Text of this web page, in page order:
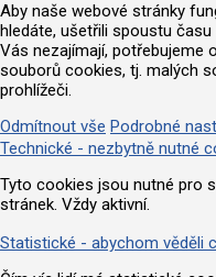
Aby naše webové stránky
hledáte, ušetřili spoustu
Vás nezajímají, potřebujeme
souborů cookies, tj. malých
prohlížeči.
Odmítnout vše Podrobné
Technické - nezbytně nutné
Tyto cookies jsou nutné pro
stránek. Vždy aktivní.
Statistické - abychom věděli